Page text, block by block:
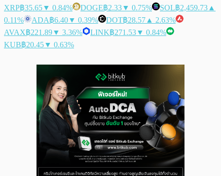
XRP฿35.65▼ 0.84% DOGE฿2.33▼ 0.75% SOL฿2,459.73 ▲
0.11%
ADA฿6.40▼ 0.39% DOT฿28.57 ▲ 2.63%
AVAX฿221.89▼ 3.36% LINK฿271.53▼ 0.84%
KUB฿20.45▼ 0.63%